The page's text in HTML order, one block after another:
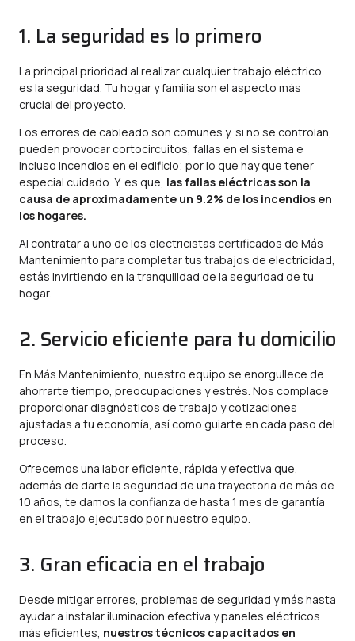
1. La seguridad es lo primero
La principal prioridad al realizar cualquier trabajo eléctrico
es la seguridad. Tu hogar y familia son el aspecto más
crucial del proyecto.
Los errores de cableado son comunes y, si no se controlan,
pueden provocar cortocircuitos, fallas en el sistema e
incluso incendios en el edificio; por lo que hay que tener
especial cuidado. Y, es que, las fallas eléctricas son la
causa de aproximadamente un 9.2% de los incendios en
los hogares.
Al contratar a uno de los electricistas certificados de Más
Mantenimiento para completar tus trabajos de electricidad,
estás invirtiendo en la tranquilidad de la seguridad de tu
hogar.
2. Servicio eficiente para tu domicilio
En Más Mantenimiento, nuestro equipo se enorgullece de
ahorrarte tiempo, preocupaciones y estrés. Nos complace
proporcionar diagnósticos de trabajo y cotizaciones
ajustadas a tu economía, así como guiarte en cada paso del
proceso.
Ofrecemos una labor eficiente, rápida y efectiva que,
además de darte la seguridad de una trayectoria de más de
10 años, te damos la confianza de hasta 1 mes de garantía
en el trabajo ejecutado por nuestro equipo.
3. Gran eficacia en el trabajo
Desde mitigar errores, problemas de seguridad y más hasta
ayudar a instalar iluminación efectiva y paneles eléctricos
más eficientes, nuestros técnicos capacitados en